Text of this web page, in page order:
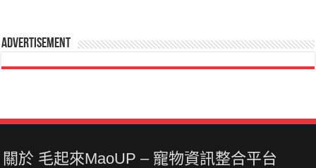
Advertisement
關於 毛起來MaoUP – 寵物資訊整合平台